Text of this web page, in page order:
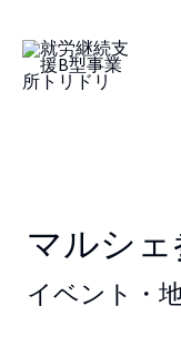
マルシ
イベント・